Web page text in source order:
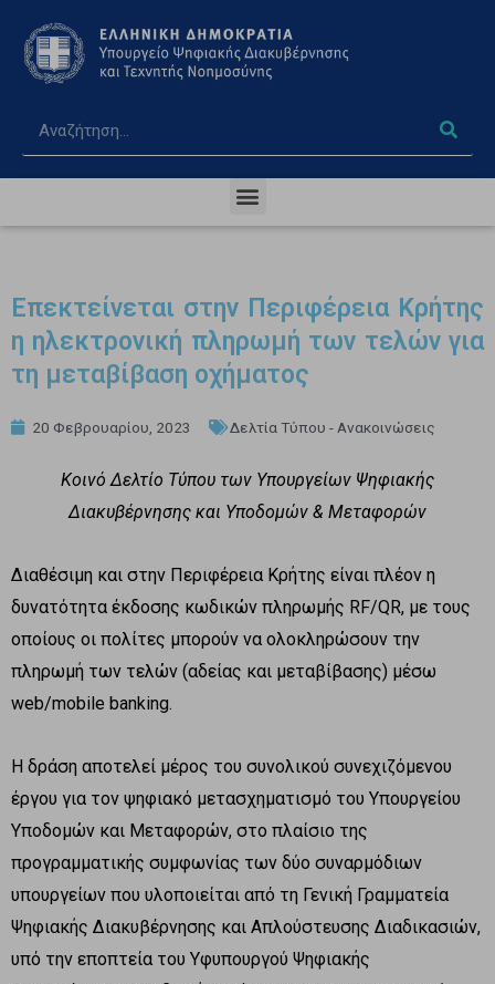
Επεκτείνεται στην Περιφέρεια Κρήτης
η ηλεκτρονική πληρωμή των τελών για
τη μεταβίβαση οχήματος
20 Φεβρουαρίου, 2023 Δελτία Τύπου - Ανακοινώσεις
Κοινό Δελτίο Τύπου των Υπουργείων Ψηφιακής
Διακυβέρνησης και Υποδομών & Μεταφορών
Διαθέσιμη και στην Περιφέρεια Κρήτης είναι πλέον η
δυνατότητα έκδοσης κωδικών πληρωμής RF/QR, με τους
οποίους οι πολίτες μπορούν να ολοκληρώσουν την
πληρωμή των τελών (αδείας και μεταβίβασης) μέσω
web/mobile banking.
Η δράση αποτελεί μέρος του συνολικού συνεχιζόμενου
έργου για τον ψηφιακό μετασχηματισμό του Υπουργείου
Υποδομών και Μεταφορών, στο πλαίσιο της
προγραμματικής συμφωνίας των δύο συναρμόδιων
υπουργείων που υλοποιείται από τη Γενική Γραμματεία
Ψηφιακής Διακυβέρνησης και Απλούστευσης Διαδικασιών,
υπό την εποπτεία του Υφυπουργού Ψηφιακής